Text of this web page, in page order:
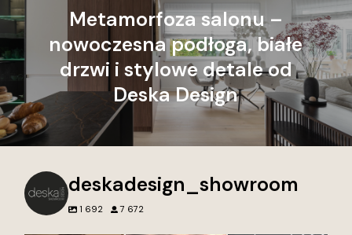
Metamorfoza salonu –
nowoczesna podłoga, białe
drzwi i stylowe detale od
Deska Design
deskadesign_showroom
1 692 7 672